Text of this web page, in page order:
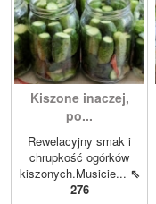
Kiszone inaczej,
po...
Rewelacyjny smak i
chrupkość ogórków
kiszonych.Musicie... ⇖
276